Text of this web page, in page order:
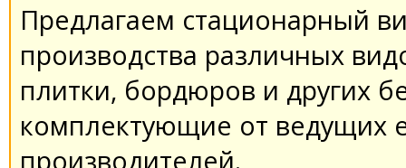
Предлагаем стационарный
производства различных
плитки, бордюров и других
комплектующие от ведущих
производителей.